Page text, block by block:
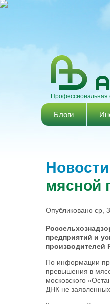
Профессиональная
Главное
Блоги
Новости
мясной
Опубликовано ср,
предприятий и
производителей
По информации
превышения в
московского
ДНК не заявленных